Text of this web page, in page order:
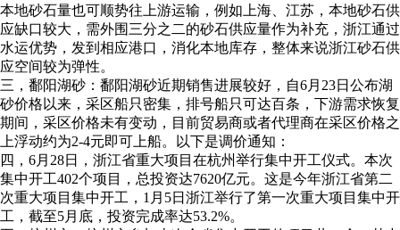
本地砂石量也可顺势往上游运输，例如上海、江苏，本地砂石供
应缺口较大，需外围三分之二的砂石供应量作为补充，浙江通过
水运优势，发到相应港口，消化本地库存，整体来说浙江砂石供
应空间较为弹性。
三，鄱阳湖砂：鄱阳湖砂近期销售进展较好，自6月23日公布湖
砂价格以来，采区船只密集，排号船只可达百条，下游需求恢复
期间，采区价格未有变动，目前贸易商或者代理商在采区价格之
上浮动约为2-4元即可上船。以下是调价通知：
四，6月28日，浙江省重大项目在杭州举行集中开工仪式。本次
集中开工402个项目，总投资达7620亿元。这是今年浙江省第二
次重大项目集中开工，1月5日浙江举行了第一次重大项目集中开
工，截至5月底，投资完成率达53.2%。